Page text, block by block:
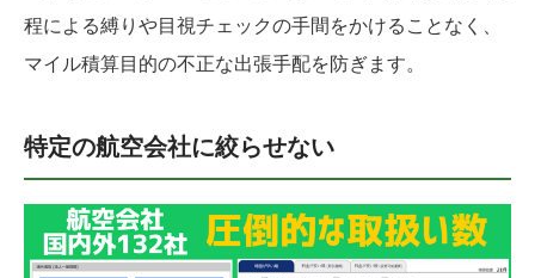
程による縛りや目視チェックの手間をかけることなく、
マイル積算目的の不正な出張手配を防ぎます。
特定の航空会社に絞らせない